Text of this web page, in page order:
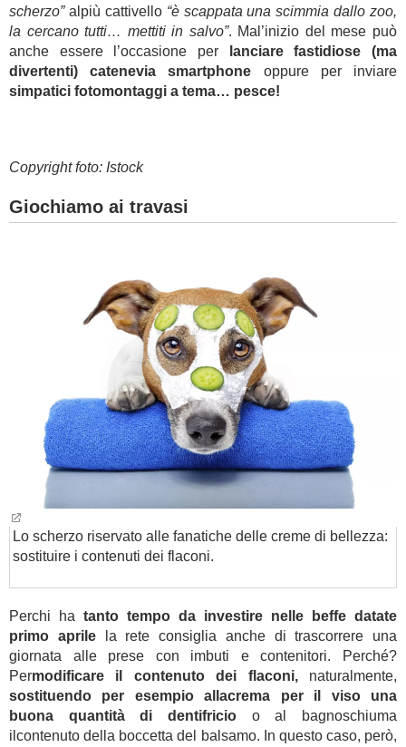
scherzo”alpiù cattivello “è scappata una scimmia dallo zoo,
la cercano tutti… mettiti in salvo”. Mal’inizio del mese può
anche essere l’occasione per
lanciare fastidiose (ma
divertenti) catenevia smartphone oppure per inviare
simpatici fotomontaggi a tema… pesce!
Copyright foto: Istock
Giochiamo ai travasi
Lo scherzo riservato alle fanatiche delle creme di bellezza:
sostituire i contenuti dei flaconi.
Perchi ha tanto tempo da investire nelle beffe datate
primo aprile
la rete consiglia anche di trascorrere una
giornata alle prese con imbuti e contenitori. Perché?
Permodificare il contenuto dei flaconi,
naturalmente,
sostituendo per esempio allacrema per il viso una
buona quantità di dentifricio
o al bagnoschiuma
ilcontenuto della boccetta del balsamo. In questo caso, però,